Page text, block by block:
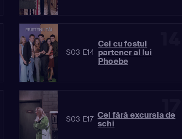
S03 E14
Cel cu fostul
partener al lui
Phoebe
17
S03 E17 Cel fără excursia de
schi